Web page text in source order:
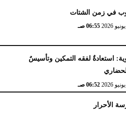
في زمن الشتات
06:55 صـ
استعادةٌ لفقه التمكين وتأسيسٌ
06:52 صـ
الأحرار